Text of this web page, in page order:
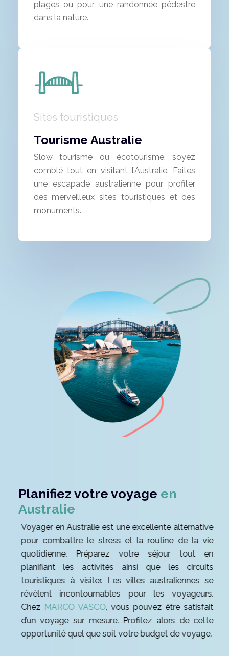
plages ou pour une randonnée pédestre
dans la nature.
Sites touristiques
Tourisme Australie
Slow tourisme ou écotourisme, soyez
comblé tout en visitant l’Australie. Faites
une escapade australienne pour profiter
des merveilleux sites touristiques et des
monuments.
Planifiez votre voyage en
Australie
Voyager en Australie est une excellente alternative
pour combattre le stress et la routine de la vie
quotidienne. Préparez votre séjour tout en
planifiant les activités ainsi que les circuits
touristiques à visiter. Les villes australiennes se
révèlent incontournables pour les voyageurs.
Chez MARCO VASCO, vous pouvez être satisfait
d’un voyage sur mesure. Profitez alors de cette
opportunité quel que soit votre budget de voyage.